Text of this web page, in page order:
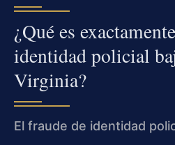
¿Qué es
identidad policial
Virginia?
El fraude de identidad